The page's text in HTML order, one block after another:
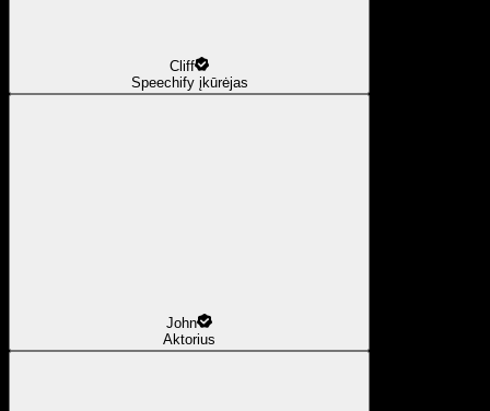
Cliff
Speechify įkūrėjas
John
Aktorius